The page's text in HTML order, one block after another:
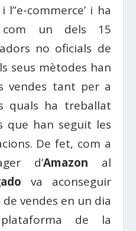
commerce’ i ha
com un dels 15
no oficials de
seus mètodes han
vendes tant per a
quals ha treballat
que han seguit les
De fet, com a
d’Amazon al
va aconseguir
de vendes en un dia
de la